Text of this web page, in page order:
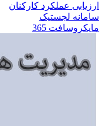
ارزیابی عملکرد کارکنان
سامانه لجستیک
مایکروسافت 365